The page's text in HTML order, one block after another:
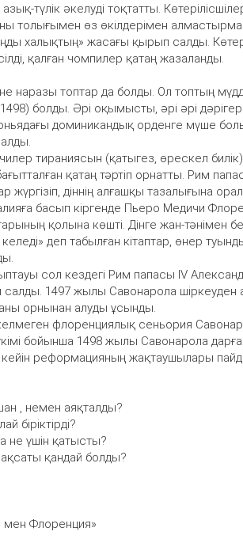
түлік әкелуді тоқтатты.
толығымен өз өкілдерімен
халықтың» жасағы қырып салды.
қалған чомпилер қатаң жазаланды.
наразы топтар да болды. Ол топтың
болды. Әрі оқымысты, әрі әрі
доминикандық орденге мүше
тираниясын (қатыгез, өрескел
қатаң тәртіп орнатты. Рим
жүргізіп, діннің алғашқы тазалығына
басып кіргенде Пьеро Медичи
қолына көшті. Дінге жан-тәнімен
келеді» деп табылған кітаптар, өнер
сол кездегі Рим папасы IV
1497 жылы Савонарола шіркеуден
орнынан алуды ұсынды.
флоренциялық сеньория
бойынша 1498 жылы Савонарола
кейін реформацияның жақтаушылары
, немен аяқталды?
біріктірді?
не үшін қатысты?
қандай болды?
мен Флоренция»